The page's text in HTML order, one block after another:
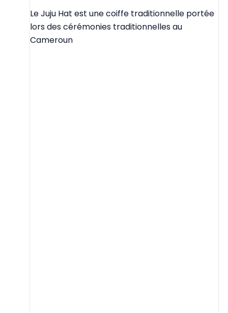
Le Juju Hat est une coiffe traditionnelle portée
lors des cérémonies traditionnelles au
Cameroun